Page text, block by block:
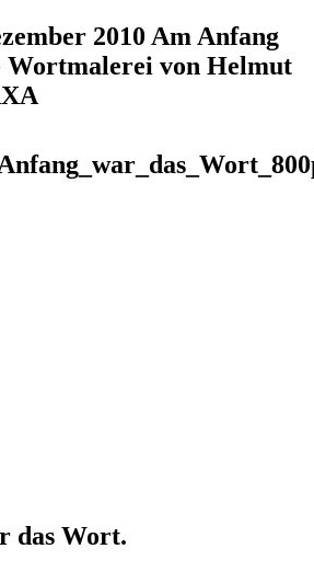
2010 Am Anfang
Wortmalerei von Helmut
das Wort.